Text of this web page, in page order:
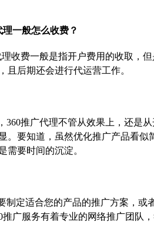
理一般怎么收费？
理收费一般是指开户费用的收取，
且后期还会进行代运营工作。
360推广代理不管从效果上，还是
。要知道，虽然优化推广产品看
需要时间的沉淀。
制定适合您的产品的推广方案，或
推广服务有着专业的网络推广团队